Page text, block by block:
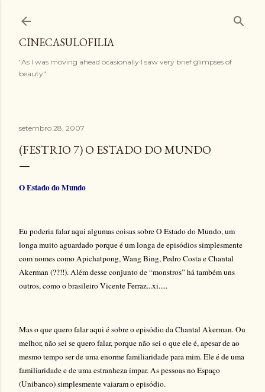
CINECASULOFILIA
"As I was moving ahead ocasionally I saw very brief glimpses of
beauty"
setembro 28, 2007
(FESTRIO 7) O ESTADO DO MUNDO
O Estado do Mundo
Eu poderia falar aqui algumas coisas sobre O Estado do Mundo, um
longa muito aguardado porque é um longa de episódios simplesmente
com nomes como Apichatpong, Wang Bing, Pedro Costa e Chantal
Akerman (??!!). Além desse conjunto de “monstros” há também uns
outros, como o brasileiro Vicente Ferraz...xi.....
Mas o que quero falar aqui é sobre o episódio da Chantal Akerman. Ou
melhor, não sei se quero falar, porque não sei o que ele é, apesar de ao
mesmo tempo ser de uma enorme familiaridade para mim. Ele é de uma
familiaridade e de uma estranheza ímpar. As pessoas no Espaço
(Unibanco) simplesmente vaiaram o episódio.